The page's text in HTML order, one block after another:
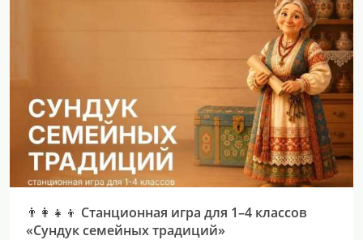
👨‍👩‍👧‍👦 Станционная игра для 1–4 классов
«Сундук семейных традиций»